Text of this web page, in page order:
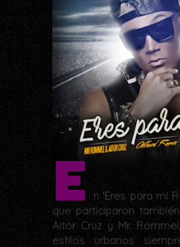
E n 'Eres para mí
que participaron
Aitor Cruz y Mr.
estilos urbanos